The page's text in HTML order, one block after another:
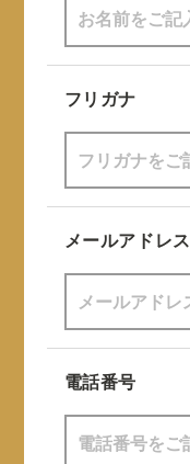
フリガナ
メールアドレス
電話番号